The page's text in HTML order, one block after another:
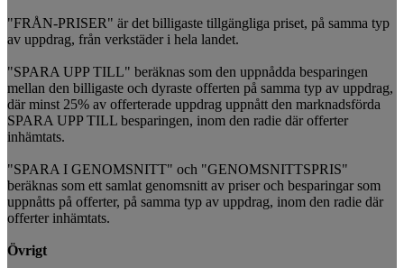
"FRÅN-PRISER" är det billigaste tillgängliga priset, på samma typ
av uppdrag, från verkstäder i hela landet.
"SPARA UPP TILL" beräknas som den uppnådda besparingen
mellan den billigaste och dyraste offerten på samma typ av uppdrag,
där minst 25% av offerterade uppdrag uppnått den marknadsförda
SPARA UPP TILL besparingen, inom den radie där offerter
inhämtats.
"SPARA I GENOMSNITT" och "GENOMSNITTSPRIS"
beräknas som ett samlat genomsnitt av priser och besparingar som
uppnåtts på offerter, på samma typ av uppdrag, inom den radie där
offerter inhämtats.
Övrigt